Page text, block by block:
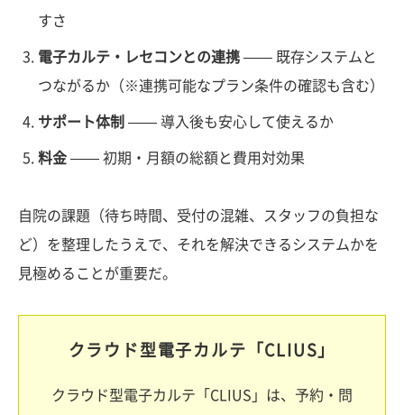
すさ
電子カルテ・レセコンとの連携 —— 既存システムと
つながるか（※連携可能なプラン条件の確認も含む）
サポート体制 —— 導入後も安心して使えるか
料金 —— 初期・月額の総額と費用対効果
自院の課題（待ち時間、受付の混雑、スタッフの負担な
ど）を整理したうえで、それを解決できるシステムかを
見極めることが重要だ。
クラウド型電子カルテ「CLIUS」
クラウド型電子カルテ「CLIUS」は、予約・問